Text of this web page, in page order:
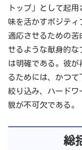
トップ」として起
味を活かすポジテ
適応させるための
せるような献身的
は明確である。彼
るためには、かつ
絞り込み、ハードワ
貌が不可欠である。
総